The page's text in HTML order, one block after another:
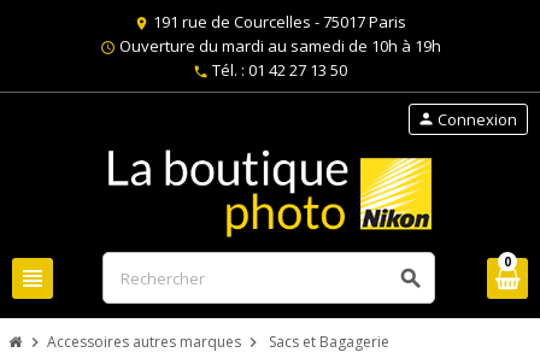
location_on 191 rue de Courcelles - 75017 Paris
schedule Ouverture du mardi au samedi de 10h à 19h
phone Tél. : 01 42 27 13 50
view_headline search
person Connexion
0
chevron_right Accessoires autres marques chevron_right Sacs et Bagagerie